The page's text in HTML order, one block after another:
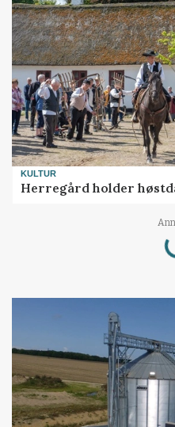
KULTUR
Herregård holder